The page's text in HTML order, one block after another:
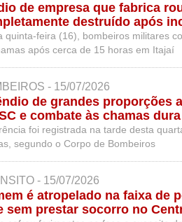
de empresa que fabrica
destruído após
quinta-feira (16), bombeiros militares
após cerca de 15 horas em Itajaí
- 15/07/2026
de grandes proporções
e combate às chamas
foi registrada na tarde desta
segundo o Corpo de Bombeiros
- 15/07/2026
é atropelado na faixa de
sem prestar socorro no